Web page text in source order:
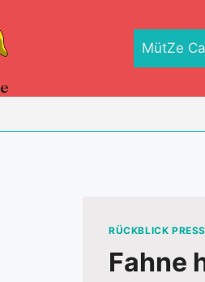
MütZe
RÜCKBLICK
Fahne